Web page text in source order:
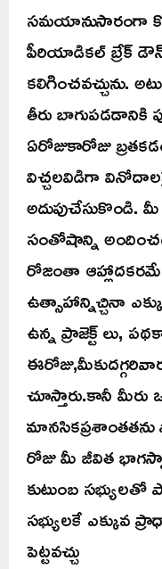
సమయానుసారంగా
పీరియాడికల్ బ్రేక్
కలిగించవచ్చును.
తీరు బాగుపడడానికి
ఏరోజుకారోజు
విచ్చలవిడిగా
అదుపుచేసుకొండి.
సంతోషాన్ని
రోజంతా
ఉత్సాహాన్నిచ్చినా
ఉన్న ప్రాజెక్ట్ లు,
చూస్తారు.కానీ
రోజు మీ జీవిత
కుటుంబ సభ్యులతో
సభ్యులకే ఎక్కువ
పెట్టవచ్చు